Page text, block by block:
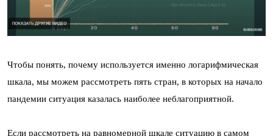
Чтобы понять, почему используется именно логарифмическая
шкала, мы можем рассмотреть пять стран, в которых на начало
пандемии ситуация казалась наиболее неблагоприятной.
Если рассмотреть на равномерной шкале ситуацию в самом